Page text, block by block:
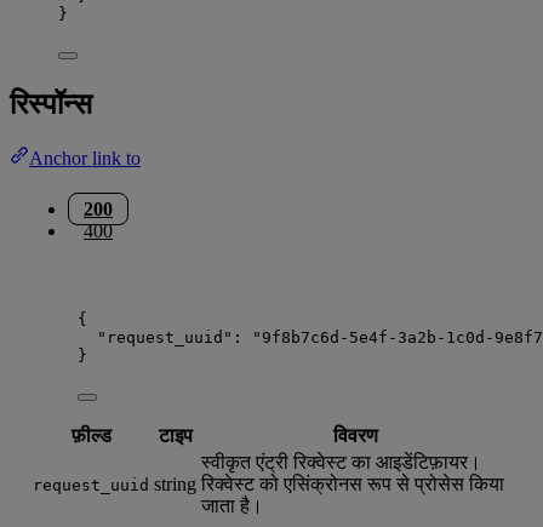
}
रिस्पॉन्स
Anchor link to
200
400
{
"request_uuid" : " 9f8b7c6d-5e4f-3a2b-1c0d-
}
फ़ील्ड टाइप विवरण
request_uuid string
स्वीकृत एंट्री रिक्वेस्ट का आइडेंटिफ़ायर।
रिक्वेस्ट को एसिंक्रोनस रूप से प्रोसेस किया
जाता है।